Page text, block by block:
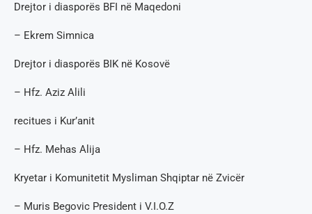
Drejtor i diasporës BFI në Maqedoni
– Ekrem Simnica
Drejtor i diasporës BIK në Kosovë
– Hfz. Aziz Alili
recitues i Kur’anit
– Hfz. Mehas Alija
Kryetar i Komunitetit Mysliman Shqiptar në Zvicër
– Muris Begovic President i V.I.O.Z